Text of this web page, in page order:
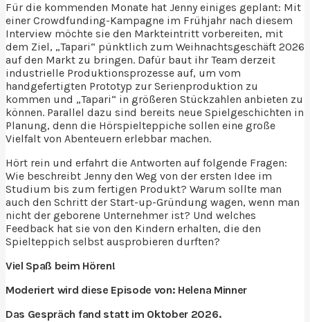
Für die kommenden Monate hat Jenny einiges geplant: Mit
einer Crowdfunding-Kampagne im Frühjahr nach diesem
Interview möchte sie den Markteintritt vorbereiten, mit
dem Ziel, „Tapari“ pünktlich zum Weihnachtsgeschäft 2026
auf den Markt zu bringen. Dafür baut ihr Team derzeit
industrielle Produktionsprozesse auf, um vom
handgefertigten Prototyp zur Serienproduktion zu
kommen und „Tapari“ in größeren Stückzahlen anbieten zu
können. Parallel dazu sind bereits neue Spielgeschichten in
Planung, denn die Hörspielteppiche sollen eine große
Vielfalt von Abenteuern erlebbar machen.
Hört rein und erfahrt die Antworten auf folgende Fragen:
Wie beschreibt Jenny den Weg von der ersten Idee im
Studium bis zum fertigen Produkt? Warum sollte man
auch den Schritt der Start-up-Gründung wagen, wenn man
nicht der geborene Unternehmer ist? Und welches
Feedback hat sie von den Kindern erhalten, die den
Spielteppich selbst ausprobieren durften?
Viel Spaß beim Hören!
Moderiert wird diese Episode von: Helena Minner
Das Gespräch fand statt im Oktober 2026.